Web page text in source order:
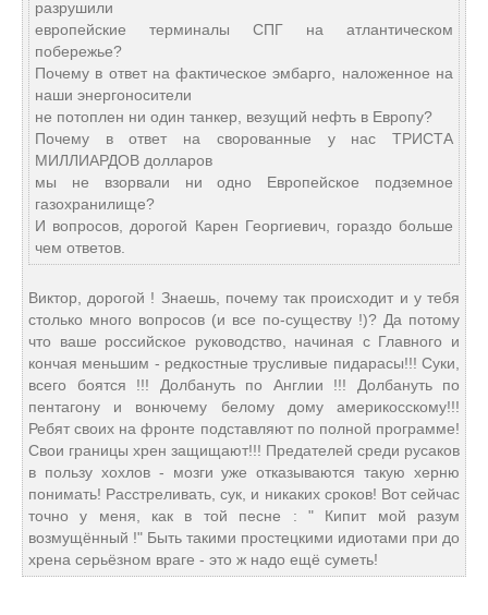
разрушили
европейские терминалы СПГ на атлантическом
побережье?
Почему в ответ на фактическое эмбарго, наложенное на
наши энергоносители
не потоплен ни один танкер, везущий нефть в Европу?
Почему в ответ на сворованные у нас ТРИСТА
МИЛЛИАРДОВ долларов
мы не взорвали ни одно Европейское подземное
газохранилище?
И вопросов, дорогой Карен Георгиевич, гораздо больше
чем ответов.
Виктор, дорогой ! Знаешь, почему так происходит и у тебя
столько много вопросов (и все по-существу !)? Да потому
что ваше российское руководство, начиная с Главного и
кончая меньшим - редкостные трусливые пидарасы!!! Суки,
всего боятся !!! Долбануть по Англии !!! Долбануть по
пентагону и вонючему белому дому америкосскому!!!
Ребят своих на фронте подставляют по полной программе!
Свои границы хрен защищают!!! Предателей среди русаков
в пользу хохлов - мозги уже отказываются такую херню
понимать! Расстреливать, сук, и никаких сроков! Вот сейчас
точно у меня, как в той песне : " Кипит мой разум
возмущённый !" Быть такими простецкими идиотами при до
хрена серьёзном враге - это ж надо ещё суметь!